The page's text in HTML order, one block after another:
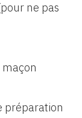
ne pas
préparation